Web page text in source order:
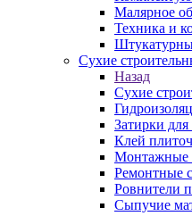
Малярное
Техника и
Сухие
Назад
Сухие
Затирки
Клей
Монтажные
Ремонтные
Ровнители
Сыпучие